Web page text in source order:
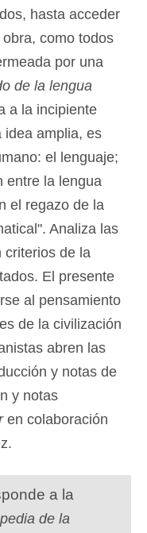
hasta acceder
como todos
por una
de la lengua
a la incipiente
idea amplia, es
el lenguaje;
entre la lengua
el regazo de la
Analiza las
criterios de la
El presente
al pensamiento
de la civilización
abren las
y notas de
y notas
en colaboración
a la
de la